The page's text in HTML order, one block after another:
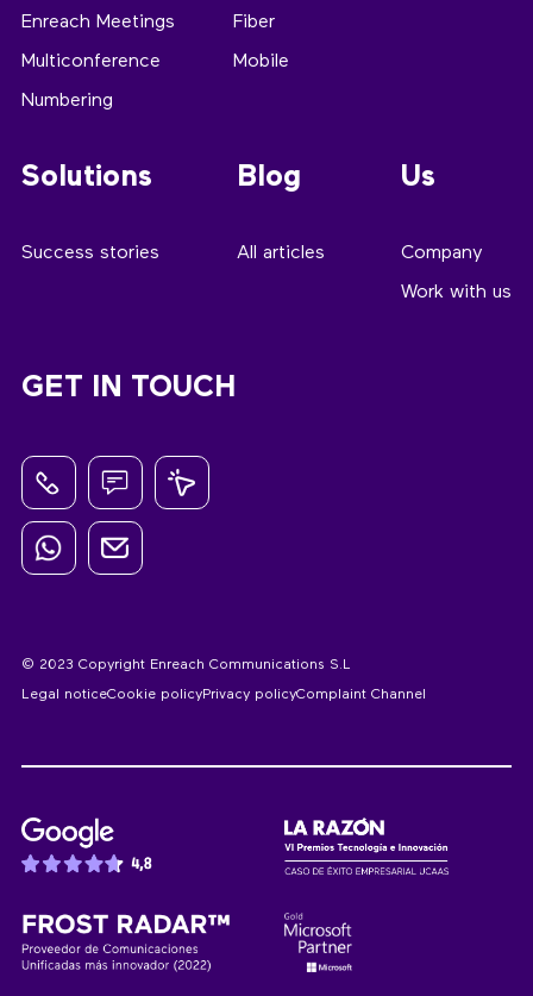
Enreach Meetings
Multiconference
Numbering
Fiber
Mobile
Solutions
Success stories
Blog
All articles
Us
Company
Work with us
GET IN TOUCH
© 2023 Copyright Enreach Communications S.L
Legal noticeCookie policyPrivacy policyComplaint Channel